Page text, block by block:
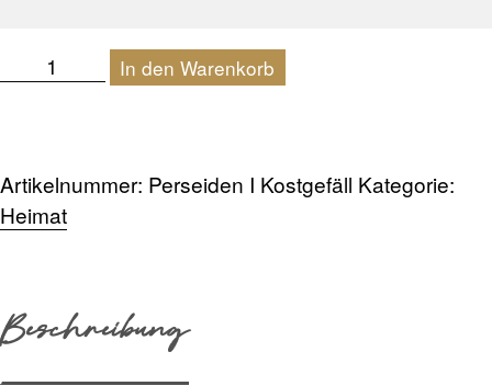
Perseiden
In den Warenkorb
Artikelnummer: Perseiden I Kostgefäll Kategorie:
Heimat
Beschreibung